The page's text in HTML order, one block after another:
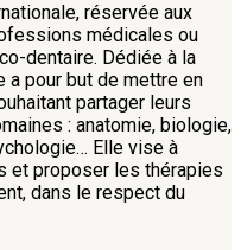
réservée aux
médicales ou
dentaire. Dédiée à la
a pour but de mettre en
partager leurs
: anatomie, biologie,
Elle vise à
et proposer les thérapies
dans le respect du